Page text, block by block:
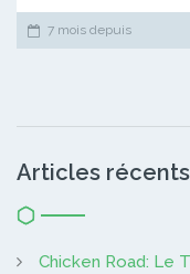
7 mois depuis
Articles récents
Chicken Road: Le